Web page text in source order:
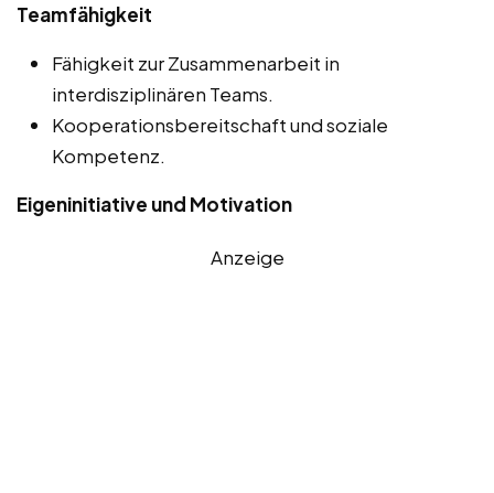
Teamfähigkeit
Fähigkeit zur Zusammenarbeit in
interdisziplinären Teams.
Kooperationsbereitschaft und soziale
Kompetenz.
Eigeninitiative und Motivation
Anzeige